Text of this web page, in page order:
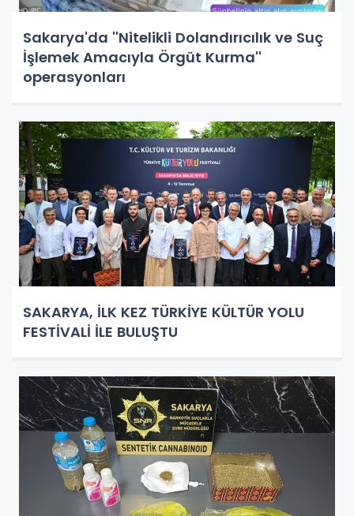
Sakarya'da ''Nitelikli Dolandırıcılık ve Suç
İşlemek Amacıyla Örgüt Kurma''
operasyonları
SAKARYA, İLK KEZ TÜRKİYE KÜLTÜR YOLU
FESTİVALİ İLE BULUŞTU